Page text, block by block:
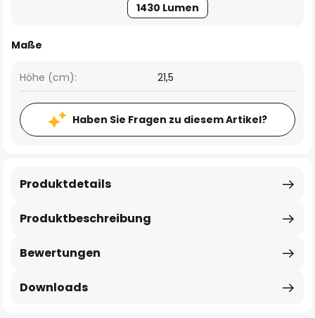
1430 Lumen
Maße
Höhe (cm): 21,5
Haben Sie Fragen zu diesem Artikel?
Produktbeschreibung
Produktdetails
Bewertungen
Downloads